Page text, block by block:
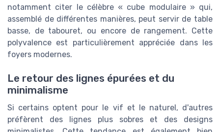
notamment citer le célèbre « cube modulaire » qui,
assemblé de différentes manières, peut servir de table
basse, de tabouret, ou encore de rangement. Cette
polyvalence est particulièrement appréciée dans les
foyers modernes.
Le retour des lignes épurées et du
minimalisme
Si certains optent pour le vif et le naturel, d'autres
préfèrent des lignes plus sobres et des designs